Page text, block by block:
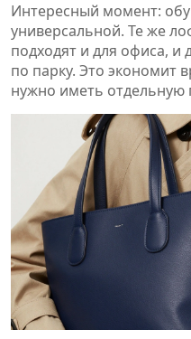
Интересный момент:
универсальной. Те же
подходят и для офиса, и
по парку. Это экономит
нужно иметь отдельную